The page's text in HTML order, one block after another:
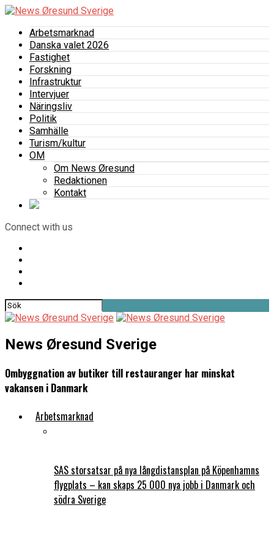
Arbetsmarknad
Danska valet 2026
Fastighet
Forskning
Infrastruktur
Intervjuer
Näringsliv
Politik
Samhälle
Turism/kultur
OM
Om News Øresund
Redaktionen
Kontakt
Connect with us
News Øresund Sverige
Ombyggnation av butiker till restauranger har minskat
vakansen i Danmark
Arbetsmarknad
SAS storsatsar på nya långdistansplan på Köpenhamns
flygplats – kan skaps 25 000 nya jobb i Danmark och
södra Sverige